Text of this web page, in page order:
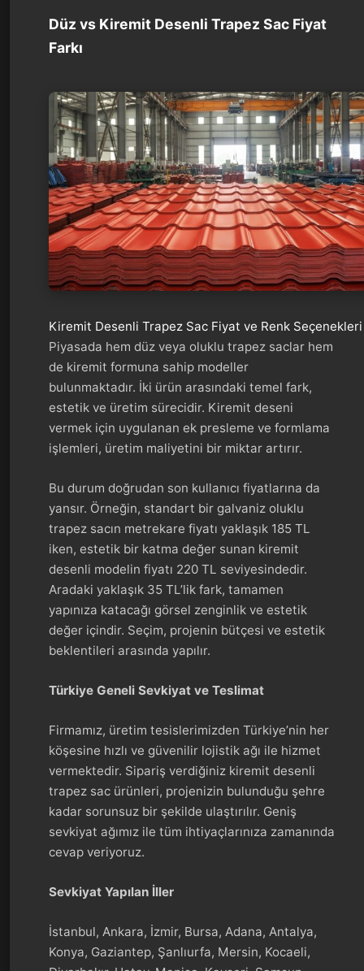
Düz vs Kiremit Desenli Trapez Sac Fiyat
Farkı
Kiremit Desenli Trapez Sac Fiyat ve Renk Seçenekleri
Piyasada hem düz veya oluklu trapez saclar hem
de kiremit formuna sahip modeller
bulunmaktadır. İki ürün arasındaki temel fark,
estetik ve üretim sürecidir. Kiremit deseni
vermek için uygulanan ek presleme ve formlama
işlemleri, üretim maliyetini bir miktar artırır.
Bu durum doğrudan son kullanıcı fiyatlarına da
yansır. Örneğin, standart bir galvaniz oluklu
trapez sacın metrekare fiyatı yaklaşık 185 TL
iken, estetik bir katma değer sunan kiremit
desenli modelin fiyatı 220 TL seviyesindedir.
Aradaki yaklaşık 35 TL’lik fark, tamamen
yapınıza katacağı görsel zenginlik ve estetik
değer içindir. Seçim, projenin bütçesi ve estetik
beklentileri arasında yapılır.
Türkiye Geneli Sevkiyat ve Teslimat
Firmamız, üretim tesislerimizden Türkiye’nin her
köşesine hızlı ve güvenilir lojistik ağı ile hizmet
vermektedir. Sipariş verdiğiniz kiremit desenli
trapez sac ürünleri, projenizin bulunduğu şehre
kadar sorunsuz bir şekilde ulaştırılır. Geniş
sevkiyat ağımız ile tüm ihtiyaçlarınıza zamanında
cevap veriyoruz.
Sevkiyat Yapılan İller
İstanbul, Ankara, İzmir, Bursa, Adana, Antalya,
Konya, Gaziantep, Şanlıurfa, Mersin, Kocaeli,